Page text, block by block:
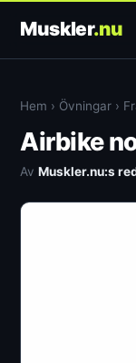
Muskler.nu
Hem › Övningar ›
Airbike
AvMuskler.nu:s